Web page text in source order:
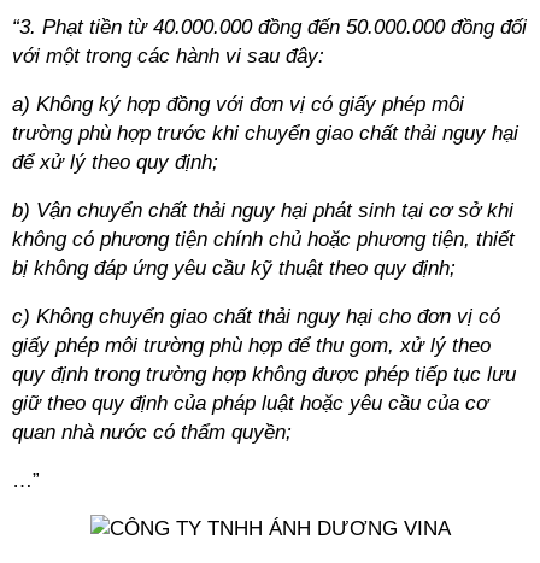
“3. Phạt tiền từ 40.000.000 đồng đến 50.000.000 đồng đối
với một trong các hành vi sau đây:
a) Không ký hợp đồng với đơn vị có giấy phép môi
trường phù hợp trước khi chuyển giao chất thải nguy hại
để xử lý theo quy định;
b) Vận chuyển chất thải nguy hại phát sinh tại cơ sở khi
không có phương tiện chính chủ hoặc phương tiện, thiết
bị không đáp ứng yêu cầu kỹ thuật theo quy định;
c) Không chuyển giao chất thải nguy hại cho đơn vị có
giấy phép môi trường phù hợp để thu gom, xử lý theo
quy định trong trường hợp không được phép tiếp tục lưu
giữ theo quy định của pháp luật hoặc yêu cầu của cơ
quan nhà nước có thẩm quyền;
…”